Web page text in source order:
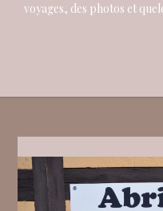
voyages, des photos et